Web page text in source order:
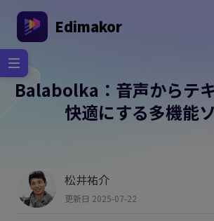
Edimakor
Balabolka：音声からテ
快適にする多機能
松井祐介
更新日 2025-07-22